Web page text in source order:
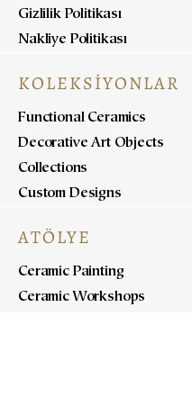
Gizlilik Politikası
Nakliye Politikası
KOLEKSİYONLAR
Functional Ceramics
Decorative Art Objects
Collections
Custom Designs
ATÖLYE
Ceramic Painting
Ceramic Workshops